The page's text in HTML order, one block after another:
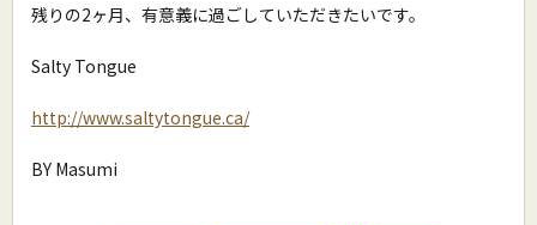
残りの2ヶ月、有意義に過ごしていただきたいです。
Salty Tongue
http://www.saltytongue.ca/
BY Masumi